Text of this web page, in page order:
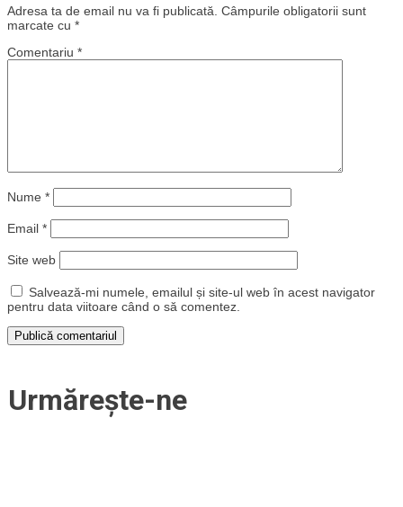
Adresa ta de email nu va fi publicată. Câmpurile obligatorii sunt
marcate cu *
Comentariu *
Nume *
Email *
Site web
Salvează-mi numele, emailul și site-ul web în acest navigator
pentru data viitoare când o să comentez.
Urmărește-ne